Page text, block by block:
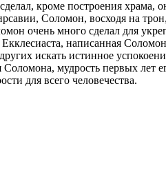
кроме построения храма,
Соломон, восходя на
очень много сделал для
написанная
искать истинное
мудрость первых лет
для всего человечества.